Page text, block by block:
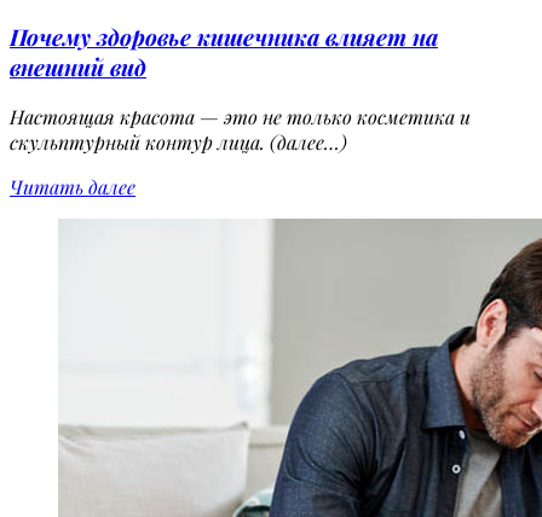
Почему здоровье кишечника влияет на
внешний вид
Настоящая красота — это не только косметика и
скульптурный контур лица. (далее…)
Читать далее